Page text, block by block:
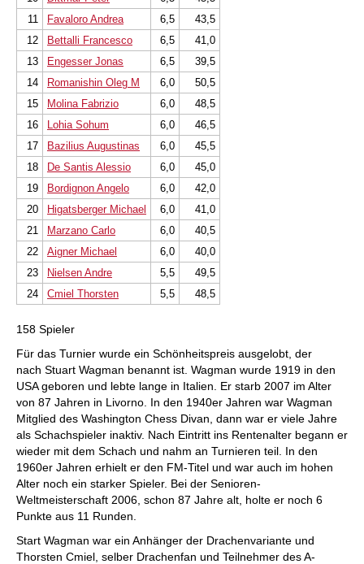
11
Favaloro Andrea 6,5
43,5
12
Bettalli Francesco 6,5
41,0
13
Engesser Jonas 6,5
39,5
14
Romanishin Oleg M 6,0
50,5
15
Molina Fabrizio 6,0
48,5
16
Lohia Sohum 6,0
46,5
17
Bazilius Augustinas 6,0
45,5
18
De Santis Alessio 6,0
45,0
19
Bordignon Angelo 6,0
42,0
20
Higatsberger Michael 6,0
41,0
21
Marzano Carlo 6,0
40,5
22
Aigner Michael 6,0
40,0
23
Nielsen Andre 5,5
49,5
24
Cmiel Thorsten 5,5 48,5
158 Spieler
Für das Turnier wurde ein Schönheitspreis ausgelobt, der
nach Stuart Wagman benannt ist. Wagman wurde 1919 in den
USA geboren und lebte lange in Italien. Er starb 2007 im Alter
von 87 Jahren in Livorno. In den 1940er Jahren war Wagman
Mitglied des Washington Chess Divan, dann war er viele Jahre
als Schachspieler inaktiv. Nach Eintritt ins Rentenalter begann er
wieder mit dem Schach und nahm an Turnieren teil. In den
1960er Jahren erhielt er den FM-Titel und war auch im hohen
Alter noch ein starker Spieler. Bei der Senioren-
Weltmeisterschaft 2006, schon 87 Jahre alt, holte er noch 6
Punkte aus 11 Runden.
Start Wagman war ein Anhänger der Drachenvariante und
Thorsten Cmiel, selber Drachenfan und Teilnehmer des A-